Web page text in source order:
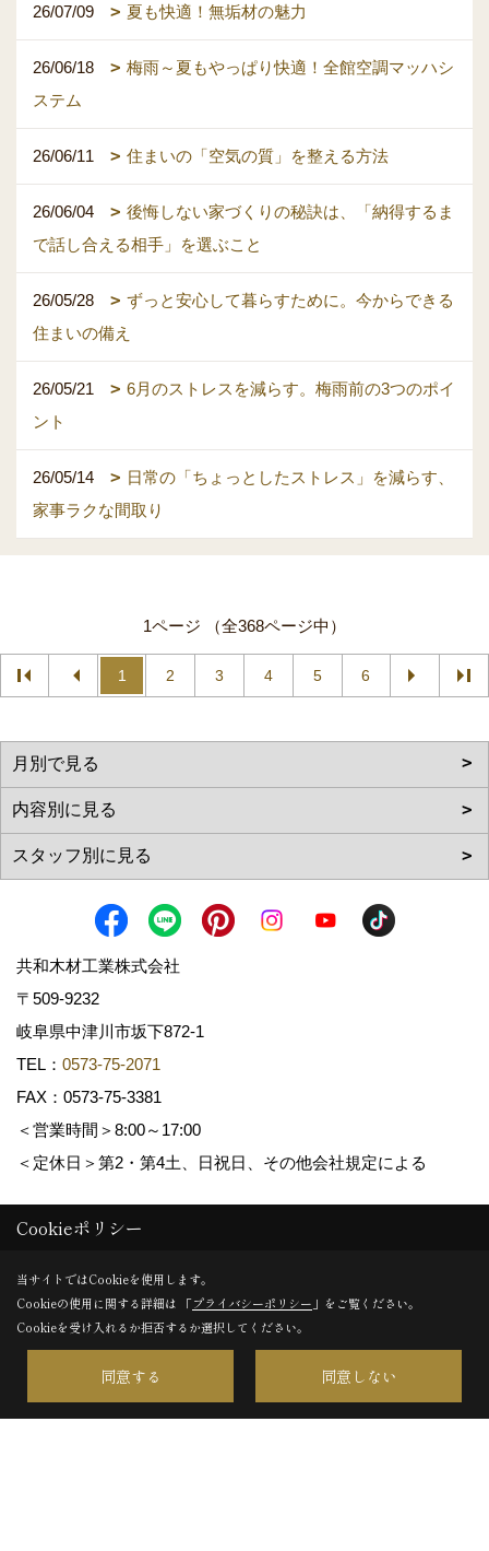
26/07/09 夏も快適！無垢材の魅力
26/06/18
梅雨～夏もやっぱり快適！全館空調マッハシ
ステム
26/06/11 住まいの「空気の質」を整える方法
26/06/04
後悔しない家づくりの秘訣は、「納得するま
で話し合える相手」を選ぶこと
26/05/28
ずっと安心して暮らすために。今からできる
住まいの備え
26/05/21
6月のストレスを減らす。梅雨前の3つのポイ
ント
26/05/14
日常の「ちょっとしたストレス」を減らす、
家事ラクな間取り
1ページ （全368ページ中）
1 2 3 4 5 6
共和木材工業株式会社
〒509-9232
岐阜県中津川市坂下872‐1
TEL： 0573-75-2071
FAX：0573-75-3381
＜営業時間＞8:00～17:00
＜定休日＞第2・第4土、日祝日、その他会社規定による
愛知県名古屋市中川区吉津4-1507
TEL：052-432-3511
FAX：052-432-3512
Cookieポリシー
当サイトではCookieを使用します。
Cookieの使用に関する詳細は 「プライバシーポリシー 」をご覧ください。
Cookieを受け入れるか拒否するか選択してください。
同意する 同意しない